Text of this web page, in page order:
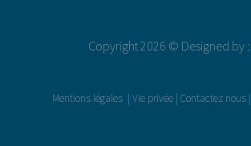
Copyright 2026 © Designed by :
Mentions légales | Vie privée | Contactez nous |